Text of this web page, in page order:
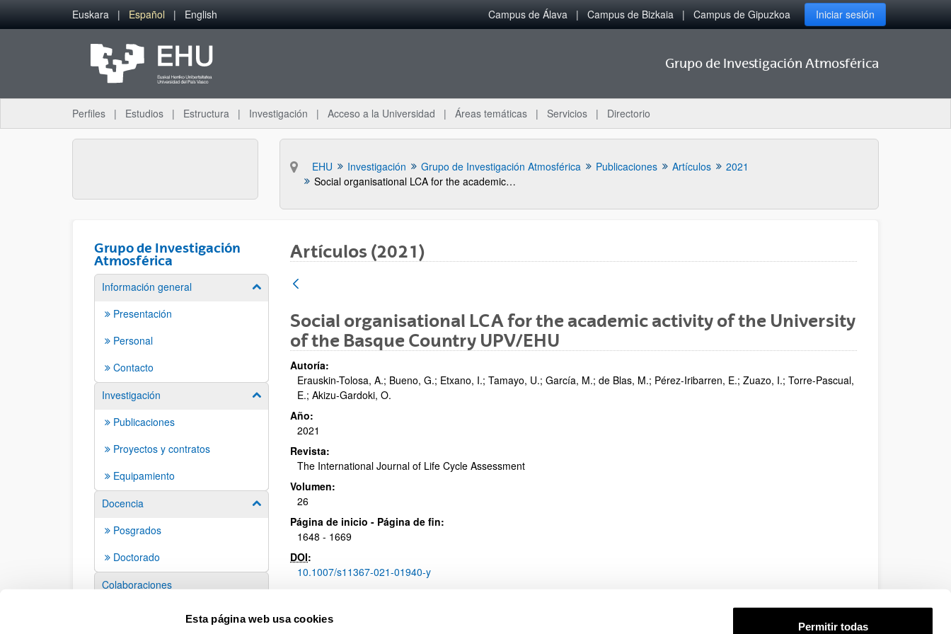
Esta página web usa cookies
Permitir todas
Saltar al contenido principal
Euskara Español English Campus de Álava Campus de Bizkaia Campus de Gipuzkoa Iniciar sesión
Grupo de Investigación Atmosférica
Perfiles Estudios Estructura Investigación Acceso a la Universidad Áreas temáticas Servicios Directorio
EHU Investigación Grupo de Investigación Atmosférica Publicaciones Artículos
2021
Social organisational LCA for the academic activity of the University of the Basque Country UPV/EHU
Grupo de Investigación
Atmosférica
Información general Mostrar/ocultar subpáginas
Presentación
Personal
Contacto
Investigación
Mostrar/ocultar subpáginas
Publicaciones
Proyectos y contratos
Equipamiento
Docencia
Mostrar/ocultar subpáginas
Posgrados
Doctorado
Colaboraciones
Artículos (2021)
Social organisational LCA for the academic activity of the University
of the Basque Country UPV/EHU
Autoría:
Erauskin-Tolosa, A.; Bueno, G.; Etxano, I.; Tamayo, U.; García, M.; de Blas, M.; Pérez-Iribarren, E.; Zuazo, I.; Torre-Pascual,
E.; Akizu-Gardoki, O.
Año:
2021
Revista:
The International Journal of Life Cycle Assessment
Volumen:
26
Página de inicio - Página de fin:
1648 - 1669
DOI:
10.1007/s11367-021-01940-y